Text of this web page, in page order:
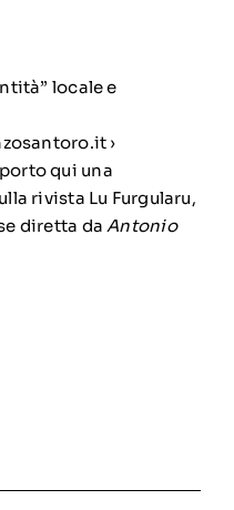
locale e
›
qui una
rivista Lu Furgularu,
diretta daAntonio